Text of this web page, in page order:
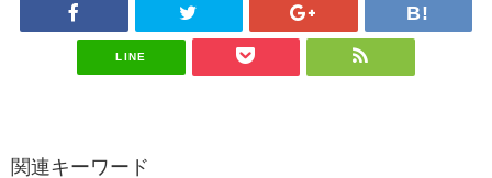
LINE
関連キーワード